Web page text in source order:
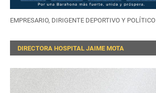
EMPRESARIO, DIRIGENTE DEPORTIVO Y POLÍTICO
DIRECTORA HOSPITAL JAIME MOTA